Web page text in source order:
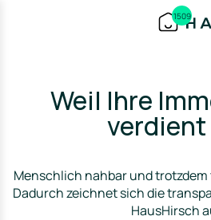
1509
Weil Ihre
Menschlich nahbar und
Dadurch zeichnet sich die
HausHirsch